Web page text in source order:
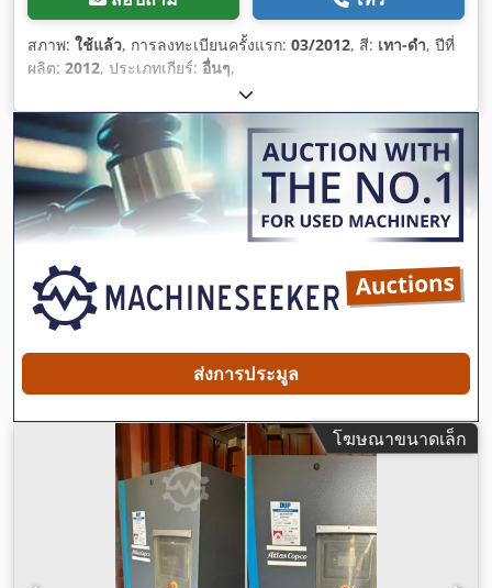
สภาพ: ใช้แล้ว, การลงทะเบียนครั้งแรก: 03/2012, สี: เทา-ดำ, ปีที่
ผลิต: 2012, ประเภทเกียร์: อื่นๆ,
ส่งการประมูล
โฆษณาขนาดเล็ก